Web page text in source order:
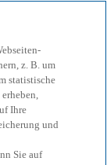
z. B. um
statistische
Ihre
und
Sie auf